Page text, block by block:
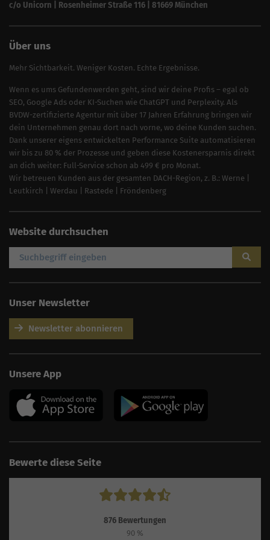
SEO für Sicherheitsdienste
c/o Unicorn | Rosenheimer Straße 116 | 81669 München
Über uns
Mehr Sichtbarkeit. Weniger Kosten. Echte Ergebnisse.
Wenn es ums Gefundenwerden geht, sind wir deine Profis – egal ob
SEO, Google Ads oder KI-Suchen wie ChatGPT und Perplexity. Als
BVDW-zertifizierte Agentur mit über 17 Jahren Erfahrung bringen wir
dein Unternehmen genau dort nach vorne, wo deine Kunden suchen.
Dank unserer eigens entwickelten Performance Suite automatisieren
wir bis zu 80 % der Prozesse und geben diese Kostenersparnis direkt
an dich weiter: Full-Service schon ab 499 € pro Monat.
Wir betreuen Kunden aus der gesamten DACH-Region, z. B.: Werne
Leutkirch
Werdau Rastede Fröndenberg
Website durchsuchen
Unser Newsletter
Newsletter abonnieren
Unsere App
Bewerte diese Seite
876 Bewertungen
90 %
Wie kann ich dir helfen?
Monat, inkl. Content,